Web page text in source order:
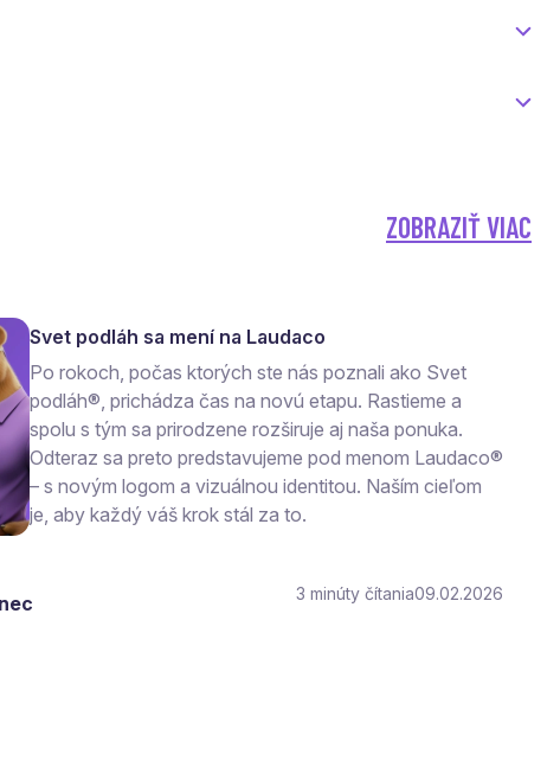
ZOBRAZIŤ VIAC
Svet podláh sa mení na Laudaco
Po rokoch, počas ktorých ste nás poznali ako Svet
podláh®, prichádza čas na novú etapu. Rastieme a
spolu s tým sa prirodzene rozširuje aj naša ponuka.
Odteraz sa preto predstavujeme pod menom Laudaco®
– s novým logom a vizuálnou identitou. Naším cieľom
je, aby každý váš krok stál za to.
3 čítania09.02.2026